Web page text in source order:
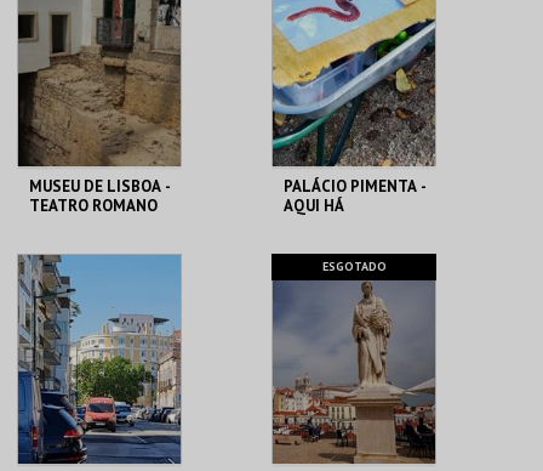
MAIS INFO
COMPRAR
MAIS INFO
COMPRAR
MUSEU DE LISBOA -
TEATRO ROMANO
ML - TEATRO
ROMANO
MAIS INFO
COMPRAR
PALÁCIO PIMENTA -
AQUI HÁ
ML - PALÁCIO
PIMENTA
MAIS INFO
COMPRAR
ESGOTADO